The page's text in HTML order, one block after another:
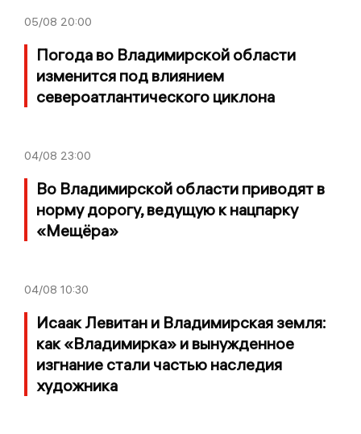
05/08 20:00
Погода во Владимирской области
изменится под влиянием
североатлантического циклона
04/08 23:00
Во Владимирской области приводят в
норму дорогу, ведущую к нацпарку
«Мещёра»
04/08 10:30
Исаак Левитан и Владимирская земля:
как «Владимирка» и вынужденное
изгнание стали частью наследия
художника